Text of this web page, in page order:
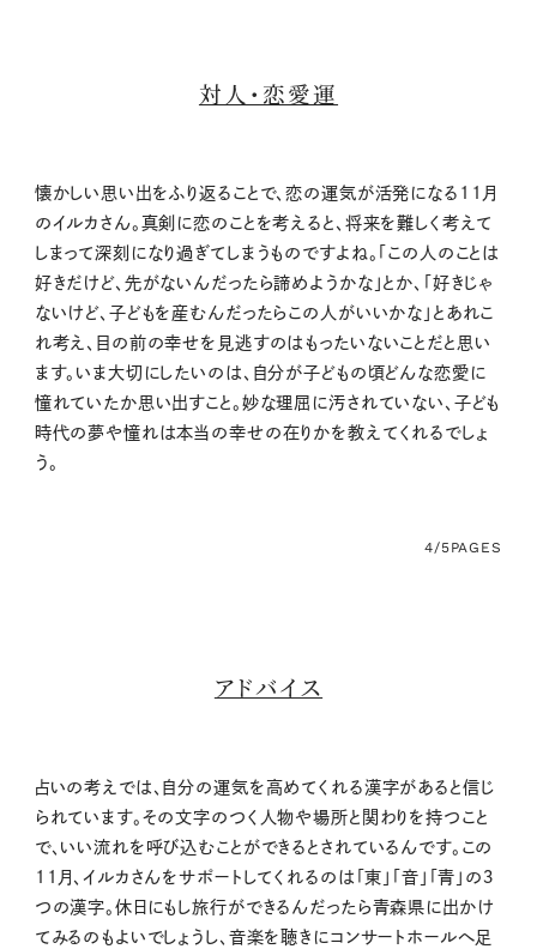
対人・恋愛運
懐かしい思い出をふり返ることで、恋の運気が活発になる11月
のイルカさん。真剣に恋のことを考えると、将来を難しく考えて
しまって深刻になり過ぎてしまうものですよね。「この人のことは
好きだけど、先がないんだったら諦めようかな」とか、「好きじゃ
ないけど、子どもを産むんだったらこの人がいいかな」とあれこ
れ考え、目の前の幸せを見逃すのはもったいないことだと思い
ます。いま大切にしたいのは、自分が子どもの頃どんな恋愛に
憧れていたか思い出すこと。妙な理屈に汚されていない、子ども
時代の夢や憧れは本当の幸せの在りかを教えてくれるでしょ
う。
4/5PAGES
アドバイス
占いの考えでは、自分の運気を高めてくれる漢字があると信じ
られています。その文字のつく人物や場所と関わりを持つこと
で、いい流れを呼び込むことができるとされているんです。この
11月、イルカさんをサポートしてくれるのは「東」「音」「青」の３
つの漢字。休日にもし旅行ができるんだったら青森県に出かけ
てみるのもよいでしょうし、音楽を聴きにコンサートホールへ足